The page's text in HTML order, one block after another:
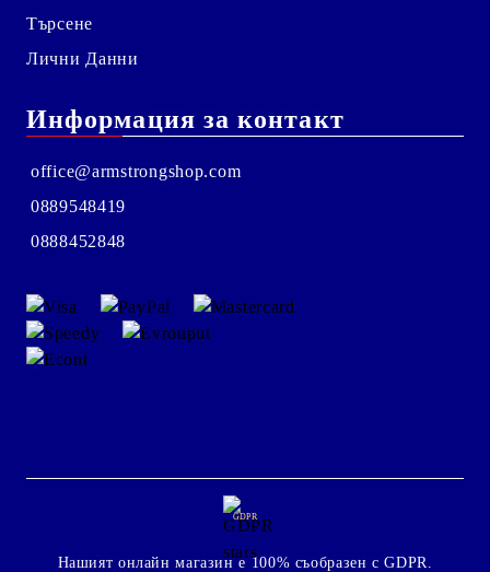
Търсене
Лични Данни
Информация за контакт
office@armstrongshop.com
0889548419
0888452848
GDPR
Нашият онлайн магазин е 100% съобразен с GDPR.